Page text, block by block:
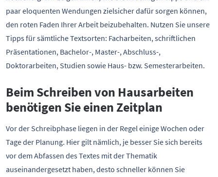
paar eloquenten Wendungen zielsicher dafür sorgen können,
den roten Faden Ihrer Arbeit beizubehalten. Nutzen Sie unsere
Tipps für sämtliche Textsorten: Facharbeiten, schriftlichen
Präsentationen, Bachelor-, Master-, Abschluss-,
Doktorarbeiten, Studien sowie Haus- bzw. Semesterarbeiten.
Beim Schreiben von Hausarbeiten
benötigen Sie einen Zeitplan
Vor der Schreibphase liegen in der Regel einige Wochen oder
Tage der Planung. Hier gilt nämlich, je besser Sie sich bereits
vor dem Abfassen des Textes mit der Thematik
auseinandergesetzt haben, desto schneller können Sie